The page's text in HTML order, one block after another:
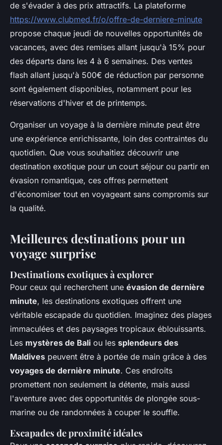
de s'évader à des prix attractifs. La plateforme
https://www.clubmed.fr/o/offre-de-derniere-minute
propose chaque jeudi de nouvelles opportunités de
vacances, avec des remises allant jusqu'à 15% pour
des départs dans les 4 à 6 semaines. Des ventes
flash allant jusqu'à 500€ de réduction par personne
sont également disponibles, notamment pour les
réservations d'hiver et de printemps.
Organiser un voyage à la dernière minute peut être
une expérience enrichissante, loin des contraintes du
quotidien. Que vous souhaitiez découvrir une
destination exotique pour un court séjour ou partir en
évasion romantique, ces offres permettent
d'économiser tout en voyageant sans compromis sur
la qualité.
Meilleures destinations pour un
voyage surprise
Destinations exotiques à explorer
Pour ceux qui recherchent une évasion de dernière
minute, les destinations exotiques offrent une
véritable escapade du quotidien. Imaginez des plages
immaculées et des paysages tropicaux éblouissants.
Les mystères de Bali ou les splendeurs des
Maldives peuvent être à portée de main grâce à des
voyages de dernière minute. Ces endroits
promettent non seulement la détente, mais aussi
l'aventure avec des opportunités de plongée sous-
marine ou de randonnées à couper le souffle.
Escapades de proximité idéales